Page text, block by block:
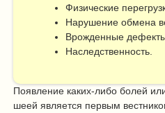
Физические
Нарушение обмена
Врожденные дефекты
Наследственность.
Появление каких-либо болей
шеей является первым